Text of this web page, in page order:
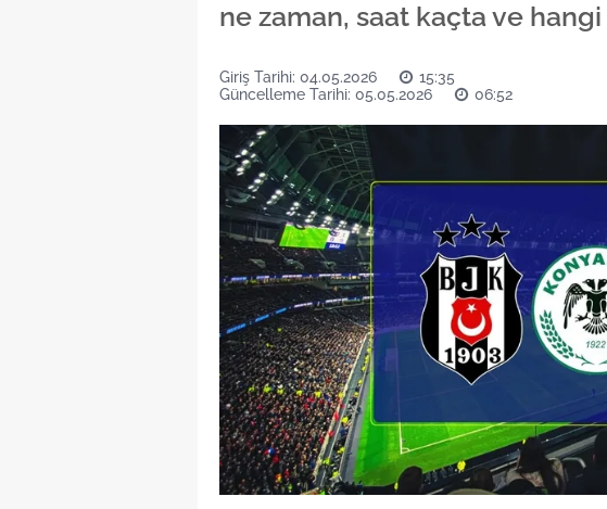
ne zaman, saat kaçta ve
Giriş Tarihi: 04.05.2026
15:35
Güncelleme Tarihi: 05.05.2026
06:52